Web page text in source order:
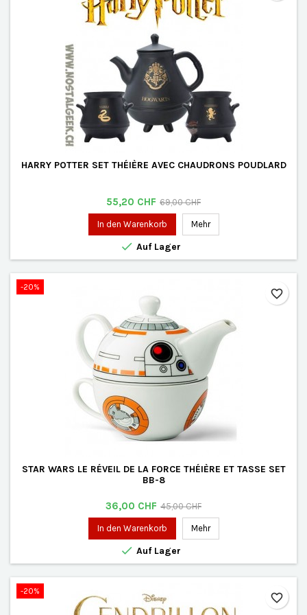
HARRY POTTER SET THÉIÈRE AVEC CHAUDRONS POUDLARD
Preis
55,20 CHF Verkaufspreis
69,00 CHF
In den Warenkorb Mehr
 Auf Lager
-20%
STAR WARS LE RÉVEIL DE LA FORCE THÉIÈRE ET TASSE SET
BB-8
Preis
36,00 CHF Verkaufspreis
45,00 CHF
In den Warenkorb Mehr
 Auf Lager
favorite_border
-20% favorite_border